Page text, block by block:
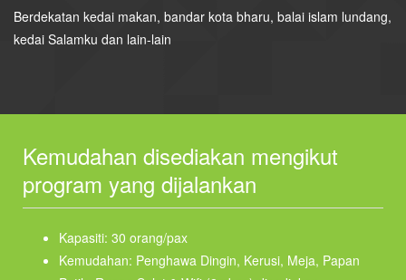
Berdekatan kedai makan, bandar kota bharu, balai islam lundang,
kedai Salamku dan lain-lain
Kemudahan disediakan mengikut
program yang dijalankan
Kapasiti: 30 orang/pax
Kemudahan: Penghawa Dingin, Kerusi, Meja, Papan